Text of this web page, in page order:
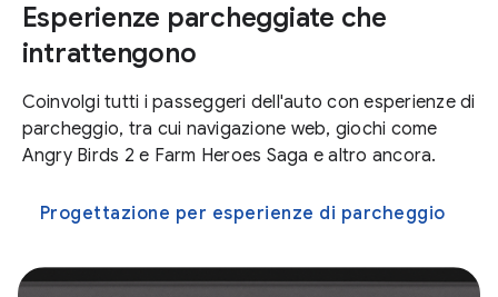
Esperienze parcheggiate che
intrattengono
Coinvolgi tutti i passeggeri dell'auto con esperienze di
parcheggio, tra cui navigazione web, giochi come
Angry Birds 2 e Farm Heroes Saga e altro ancora.
Progettazione per esperienze di parcheggio